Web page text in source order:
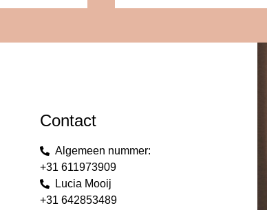
Contact
Algemeen nummer:
+31 611973909
Lucia Mooij
+31 642853489